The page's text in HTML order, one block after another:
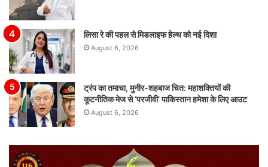
लिसा रे की पहल से मिडलाइफ हेल्थ को नई दिशा
August 6, 2026
ट्रंप का तमाचा, मुनीर-शहबाज चित: महाशक्तियों की
कूटनीतिक मेज से ‘परजीवी’ पाकिस्तान हमेशा के लिए आउट
August 6, 2026